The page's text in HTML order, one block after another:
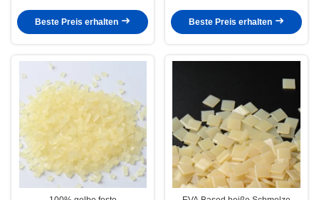
Rand-Streifenbildung
Beste Preis erhalten
Beste Preis erhalten